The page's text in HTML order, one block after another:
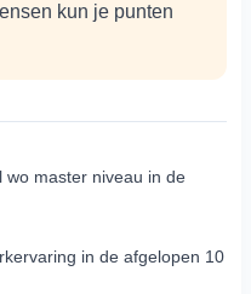
kun je punten
wo master niveau in de
in de afgelopen 10